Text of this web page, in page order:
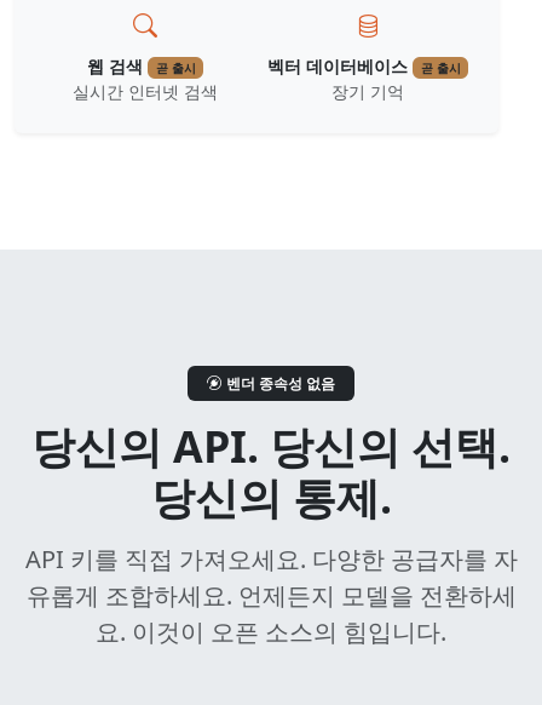
웹 검색 곧 출시
실시간 인터넷 검색
벡터 데이터베이스 곧 출시
장기 기억
벤더 종속성 없음
당신의 API. 당신의 선택.
당신의 통제.
API 키를 직접 가져오세요. 다양한 공급자를 자
유롭게 조합하세요. 언제든지 모델을 전환하세
요. 이것이 오픈 소스의 힘입니다.